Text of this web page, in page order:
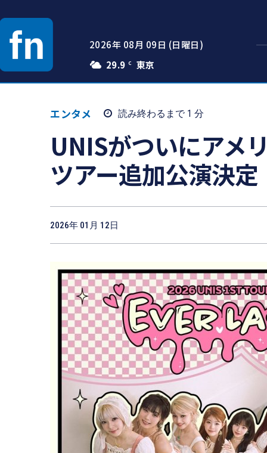
2026年 08月 09日 (日曜日)
29.9 C
エンタメ 読み終わるまで 1 分
UNISがついにアメ
ツアー追加公演決定
2026年 01月 12日